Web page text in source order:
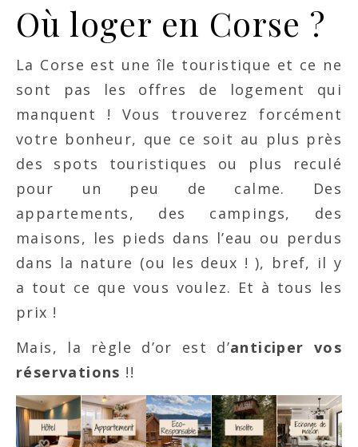
Où loger en Corse ?
La Corse est une île touristique et ce ne
sont pas les offres de logement qui
manquent ! Vous trouverez forcément
votre bonheur, que ce soit au plus près
des spots touristiques ou plus reculé
pour un peu de calme. Des
appartements, des campings, des
maisons, les pieds dans l’eau ou perdus
dans la nature (ou les deux ! ), bref, il y
a tout ce que vous voulez. Et à tous les
prix !
Mais, la règle d’or est d’anticiper vos
réservations !!